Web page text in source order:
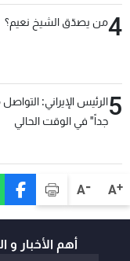
A+
A-
4من يصدّق الشيخ نعيم؟
5الرئيس الإيراني:
جداً" في الوقت الحالي
أهم الأخبار و